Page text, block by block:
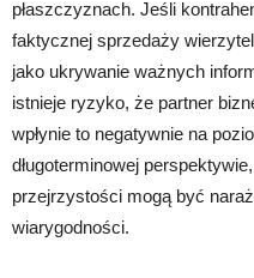
płaszczyznach. Jeśli
faktycznej sprzedaży
jako ukrywanie ważnych
istnieje ryzyko, że partner
wpłynie to negatywnie na
długoterminowej
przejrzystości mogą być
wiarygodności.